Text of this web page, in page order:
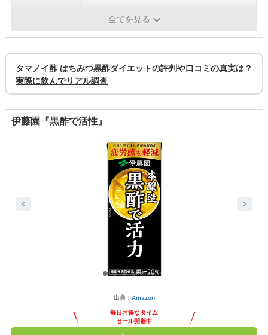
7.6kcal（40mlあたり）
全てを見る
タマノイ酢 はちみつ黒酢ダイエットの評判や口コミの真実は？
実際に飲んでリアル調査
伊藤園『黒酢で活性』
出典： Amazon
毎日お得なタイム
セール開催中